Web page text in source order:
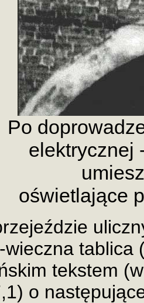
Po
elektrycznej
oświetlające
wieczna tablica
tekstem
o